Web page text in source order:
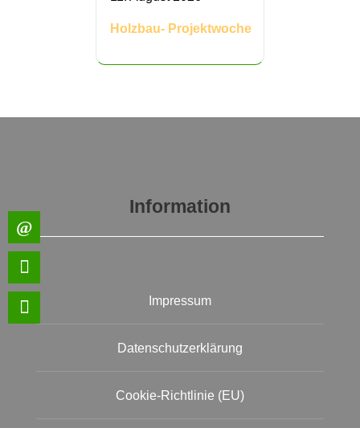
Holzbau- Projektwoche
Information
Impressum
Datenschutzerklärung
Cookie-Richtlinie (EU)